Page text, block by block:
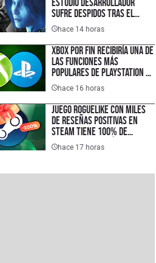
estudio desarrollador
sufre despidos tras el
fallido lanzamiento
multiplataforma de
Campaign Evolved
hace 14 horas
XBOX por fin recibiría una de
las funciones más
populares de PlayStation y
que los jugadores han
pedido durante años
hace 16 horas
Juego roguelike con miles
de reseñas positivas en
Steam tiene 100% de
descuento y está disponible
completamente gratis en
lanzamiento de su secuela
hace 17 horas